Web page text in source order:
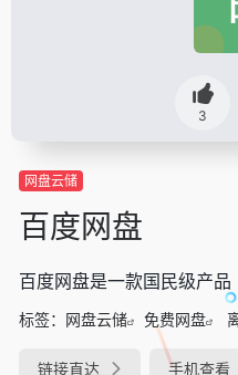
3
网盘云储
百度网盘
百度网盘是一款国民级产品
标签： 网盘云储 免费网盘
链接直达 手机查看